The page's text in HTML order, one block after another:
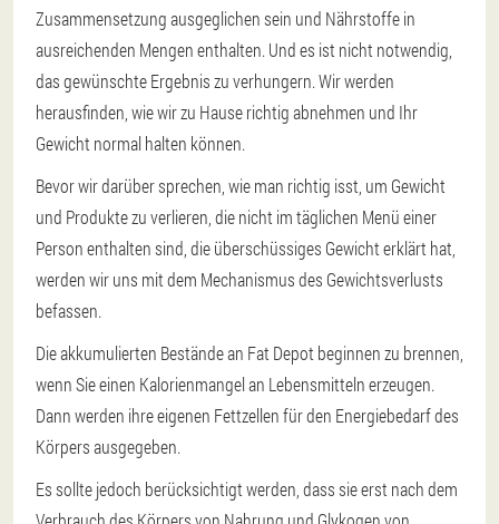
Zusammensetzung ausgeglichen sein und Nährstoffe in
ausreichenden Mengen enthalten. Und es ist nicht notwendig,
das gewünschte Ergebnis zu verhungern. Wir werden
herausfinden, wie wir zu Hause richtig abnehmen und Ihr
Gewicht normal halten können.
Bevor wir darüber sprechen, wie man richtig isst, um Gewicht
und Produkte zu verlieren, die nicht im täglichen Menü einer
Person enthalten sind, die überschüssiges Gewicht erklärt hat,
werden wir uns mit dem Mechanismus des Gewichtsverlusts
befassen.
Die akkumulierten Bestände an Fat Depot beginnen zu brennen,
wenn Sie einen Kalorienmangel an Lebensmitteln erzeugen.
Dann werden ihre eigenen Fettzellen für den Energiebedarf des
Körpers ausgegeben.
Es sollte jedoch berücksichtigt werden, dass sie erst nach dem